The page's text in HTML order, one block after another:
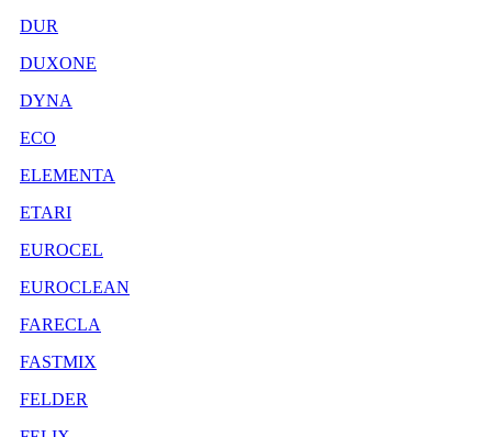
DUR
DUXONE
DYNA
ECO
ELEMENTA
ETARI
EUROCEL
EUROCLEAN
FARECLA
FASTMIX
FELDER